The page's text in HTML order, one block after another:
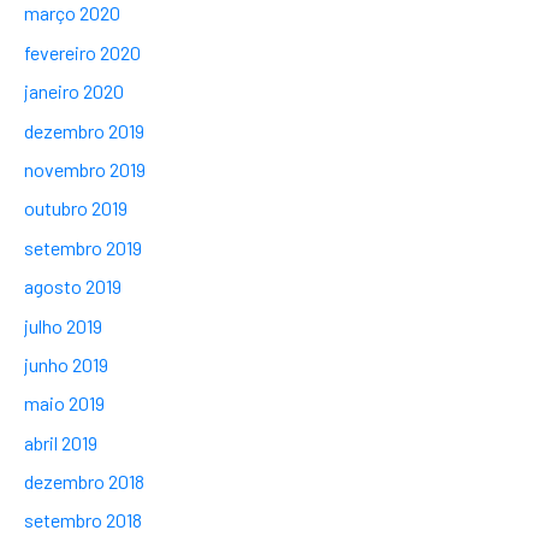
março 2020
fevereiro 2020
janeiro 2020
dezembro 2019
novembro 2019
outubro 2019
setembro 2019
agosto 2019
julho 2019
junho 2019
maio 2019
abril 2019
dezembro 2018
setembro 2018